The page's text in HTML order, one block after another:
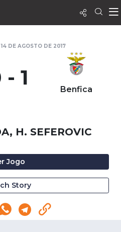
DE AGOSTO DE 2017
- 1 Benfica
H. SEFEROVIC
Jogo
Story